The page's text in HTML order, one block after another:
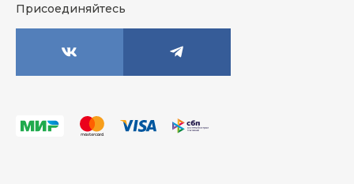
Присоединяйтесь